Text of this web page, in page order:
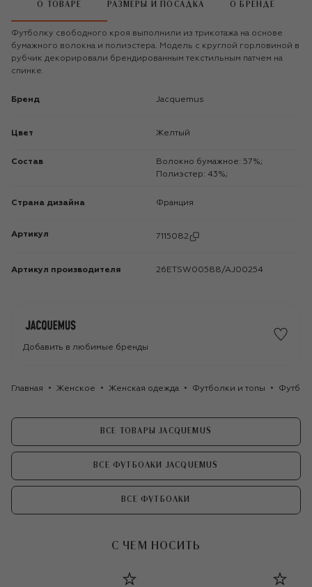
О ТОВАРЕ РАЗМЕРЫ И ПОСАДКА О БРЕНДЕ
Футболку свободного кроя выполнили из трикотажа на основе
бумажного волокна и полиэстера. Модель с круглой горловиной в
рубчик декорировали брендированным текстильным патчем на
спинке.
Бренд Jacquemus
Цвет Желтый
Состав
Волокно бумажное: 57%;
Полиэстер: 43%;
Страна дизайна Франция
Артикул 7115082
Артикул производителя 26ETSW00588/AJ00254
Добавить в любимые бренды
Главная Женское Женская одежда Футболки и топы
ВСЕ ТОВАРЫ JACQUEMUS
ВСЕ ФУТБОЛКИ JACQUEMUS
ВСЕ ФУТБОЛКИ
С ЧЕМ НОСИТЬ